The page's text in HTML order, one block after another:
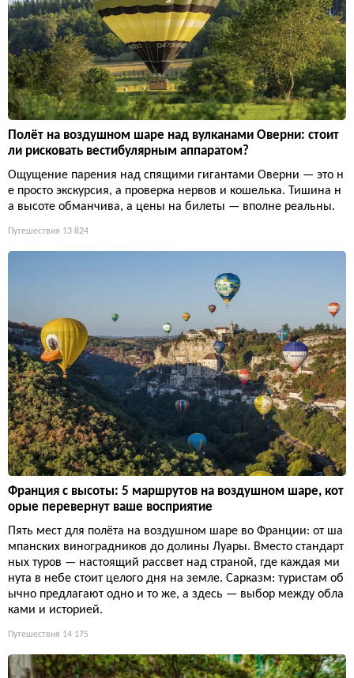
Полёт на воздушном шаре над вулканами Оверни: стоит
ли рисковать вестибулярным аппаратом?
Ощущение парения над спящими гигантами Оверни — это н
е просто экскурсия, а проверка нервов и кошелька. Тишина н
а высоте обманчива, а цены на билеты — вполне реальны.
Путешествия 13 824
Франция с высоты: 5 маршрутов на воздушном шаре, кот
орые перевернут ваше восприятие
Пять мест для полёта на воздушном шаре во Франции: от ша
мпанских виноградников до долины Луары. Вместо стандарт
ных туров — настоящий рассвет над страной, где каждая ми
нута в небе стоит целого дня на земле. Сарказм: туристам об
ычно предлагают одно и то же, а здесь — выбор между обла
ками и историей.
Путешествия 14 175